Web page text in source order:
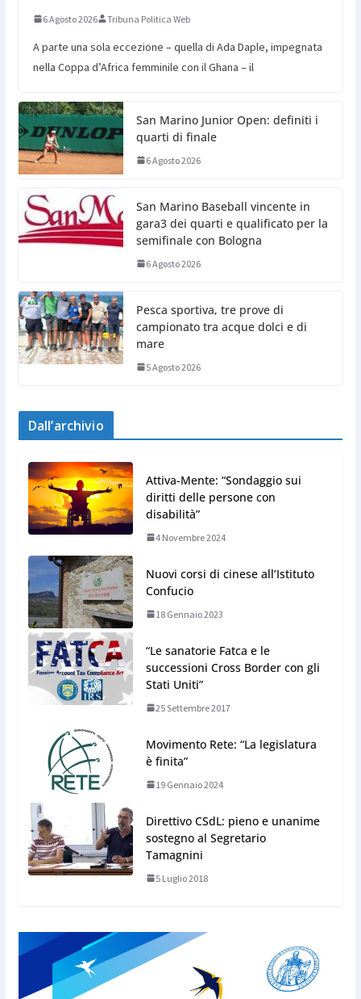
6 Agosto 2026 Tribuna Politica Web
A parte una sola eccezione – quella di Ada Daple, impegnata
nella Coppa d’Africa femminile con il Ghana – il
San Marino Junior Open: definiti i
quarti di finale
6 Agosto 2026
San Marino Baseball vincente in
gara3 dei quarti e qualificato per la
semifinale con Bologna
6 Agosto 2026
Pesca sportiva, tre prove di
campionato tra acque dolci e di
mare
5 Agosto 2026
Dall’archivio
Attiva-Mente: “Sondaggio sui
diritti delle persone con
disabilità”
4 Novembre 2024
Nuovi corsi di cinese all’Istituto
Confucio
18 Gennaio 2023
“Le sanatorie Fatca e le
successioni Cross Border con gli
Stati Uniti”
25 Settembre 2017
Movimento Rete: “La legislatura
è finita”
19 Gennaio 2024
Direttivo CSdL: pieno e unanime
sostegno al Segretario
Tamagnini
5 Luglio 2018